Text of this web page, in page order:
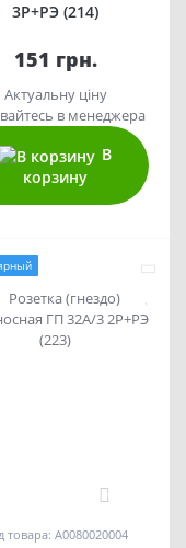
3Р+РЭ (214)
151 грн.
Актуальну ціну
в менеджера
В
корзину
товара: A0080020004